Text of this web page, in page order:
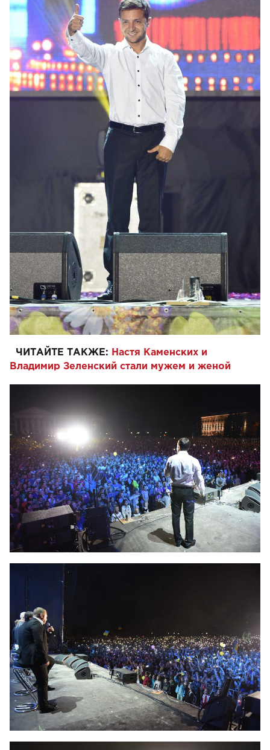
ЧИТАЙТЕ ТАКЖЕ: Настя Каменских и
Владимир Зеленский стали мужем и женой